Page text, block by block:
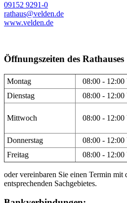
09152 9291-0
rathaus@velden.de
www.velden.de
Öffnungszeiten des Rathauses
Montag 08:00 - 12:00
Dienstag
08:00 - 12:00
Mittwoch 08:00 - 12:00
Donnerstag 08:00 - 12:00
Freitag
08:00 - 12:00
oder vereinbaren Sie einen Termin mit
entsprechenden Sachgebietes.